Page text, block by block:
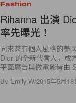
Fashion
Rihanna 出演
率先曝光！
向來甚有個人風格的美
Dior 的全新代言人，成
平面廣告與微電影皆由
By Emily.W/2015年5月18